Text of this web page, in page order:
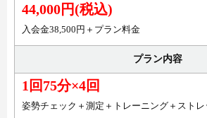
44,000円(税込)
入会金38,500円＋プラン料金
プラン内容
1回75分×4回
姿勢チェック＋測定＋トレーニング＋ストレ